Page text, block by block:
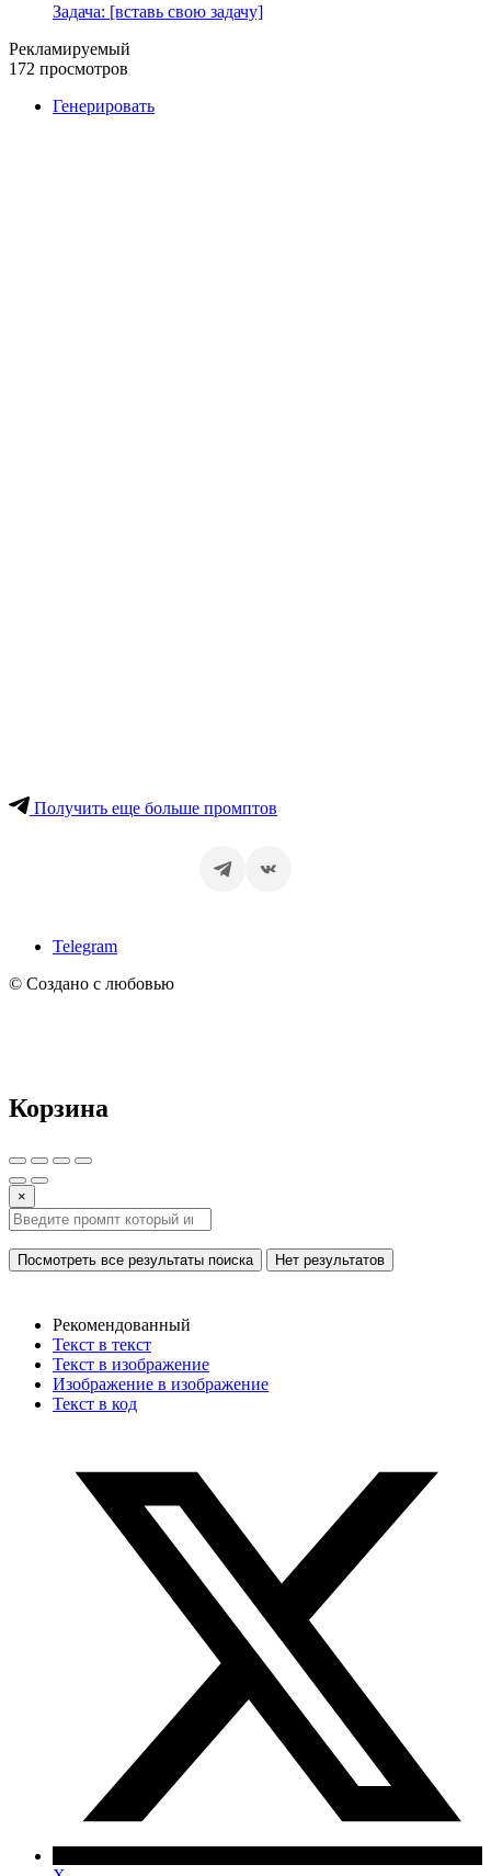
Задача: [вставь свою задачу]
Рекламируемый
172 просмотров
Генерировать
Получить еще больше промптов
Telegram
© Создано с любовью
Корзина
×
Посмотреть все результаты поиска Нет результатов
Рекомендованный
Текст в текст
Текст в изображение
Изображение в изображение
Текст в код